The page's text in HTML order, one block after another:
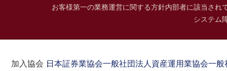
お客様第一の業務運営に関する方針内部者に該当され
システム
加入協会：日本証券業協会一般社団法人資産運用業協会一般